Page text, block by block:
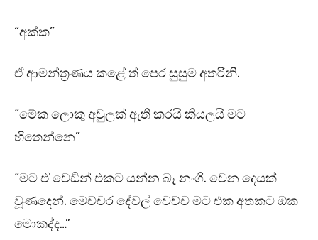
“අක්ක”
ඒ ආමන්ත්‍රණය කළේ ත් පෙර සුසුම අතරිනි.
“මේක ලොකු අවුලක් ඇති කරයි කියලයි මට
හිතෙන්නෙ”
“මට ඒ වෙඩින් එකට යන්න බෑ නංගි. වෙන දෙයක්
වූණදෙන්. මෙච්චර දේවල් වෙච්ච මට එක අතකට ඕක
මොකද්ද…”